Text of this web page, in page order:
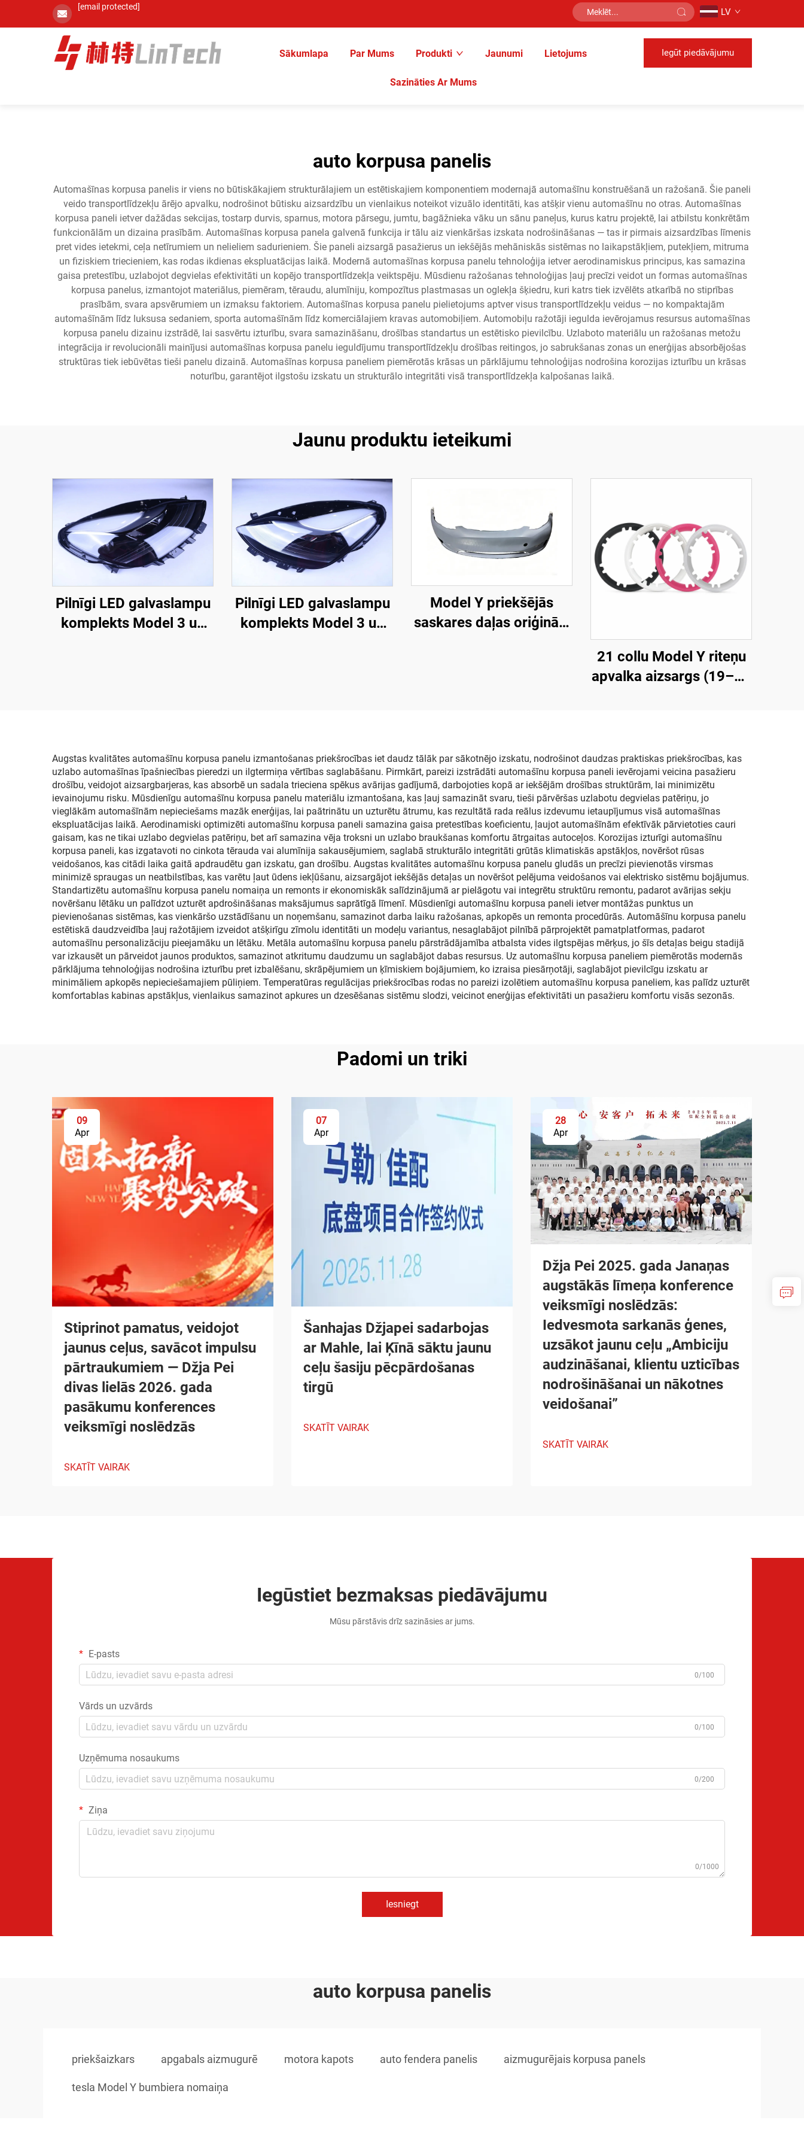
[email protected] LV
Sākumlapa Par Mums Produkti Jaunumi Lietojums
Sazināties Ar Mums
Iegūt piedāvājumu
auto korpusa panelis
Automašīnas korpusa panelis ir viens no būtiskākajiem strukturālajiem un estētiskajiem komponentiem modernajā automašīnu konstruēšanā un ražošanā. Šie paneli
veido transportlīdzekļu ārējo apvalku, nodrošinot būtisku aizsardzību un vienlaikus noteikot vizuālo identitāti, kas atšķir vienu automašīnu no otras. Automašīnas
korpusa paneli ietver dažādas sekcijas, tostarp durvis, sparnus, motora pārsegu, jumtu, bagāžnieka vāku un sānu paneļus, kurus katru projektē, lai atbilstu konkrētām
funkcionālām un dizaina prasībām. Automašīnas korpusa panela galvenā funkcija ir tālu aiz vienkāršas izskata nodrošināšanas — tas ir pirmais aizsardzības līmenis
pret vides ietekmi, ceļa netīrumiem un nelieliem sadurieniem. Šie paneli aizsargā pasažierus un iekšējās mehāniskās sistēmas no laikapstākļiem, putekļiem, mitruma
un fiziskiem triecieniem, kas rodas ikdienas ekspluatācijas laikā. Modernā automašīnas korpusa panelu tehnoloģija ietver aerodinamiskus principus, kas samazina
gaisa pretestību, uzlabojot degvielas efektivitāti un kopējo transportlīdzekļa veiktspēju. Mūsdienu ražošanas tehnoloģijas ļauj precīzi veidot un formas automašīnas
korpusa panelus, izmantojot materiālus, piemēram, tēraudu, alumīniju, kompozītus plastmasas un oglekļa šķiedru, kuri katrs tiek izvēlēts atkarībā no stiprības
prasībām, svara apsvērumiem un izmaksu faktoriem. Automašīnas korpusa panelu pielietojums aptver visus transportlīdzekļu veidus — no kompaktajām
automašīnām līdz luksusa sedaniem, sporta automašīnām līdz komerciālajiem kravas automobiļiem. Automobiļu ražotāji iegulda ievērojamus resursus automašīnas
korpusa panelu dizainu izstrādē, lai sasvērtu izturību, svara samazināšanu, drošības standartus un estētisko pievilcību. Uzlaboto materiālu un ražošanas metožu
integrācija ir revolucionāli mainījusi automašīnas korpusa panelu ieguldījumu transportlīdzekļu drošības reitingos, jo sabrukšanas zonas un enerģijas absorbējošas
struktūras tiek iebūvētas tieši panelu dizainā. Automašīnas korpusa paneliem piemērotās krāsas un pārklājumu tehnoloģijas nodrošina korozijas izturību un krāsas
noturību, garantējot ilgstošu izskatu un strukturālo integritāti visā transportlīdzekļa kalpošanas laikā.
Jaunu produktu ieteikumi
Pilnīgi LED galvaslampu
komplekts Model 3 un
galvaslampu
aizvietošana
Pilnīgi LED galvaslampu
komplekts Model 3 un
galvaslampu
aizvietošana
Model Y priekšējās
saskares daļas oriģinālā
uzstādīšana,
remontdarbnīcām un
flotes tehniskajai
apkopei
21 collu Model Y riteņu
apvalka aizsargs (19–24
Augstas kvalitātes automašīnu korpusa panelu izmantošanas priekšrocības iet daudz tālāk par sākotnējo izskatu, nodrošinot daudzas praktiskas priekšrocības, kas
uzlabo automašīnas īpašniecības pieredzi un ilgtermiņa vērtības saglabāšanu. Pirmkārt, pareizi izstrādāti automašīnu korpusa paneli ievērojami veicina pasažieru
drošību, veidojot aizsargbarjeras, kas absorbē un sadala trieciena spēkus avārijas gadījumā, darbojoties kopā ar iekšējām drošības struktūrām, lai minimizētu
ievainojumu risku. Mūsdienīgu automašīnu korpusa panelu materiālu izmantošana, kas ļauj samazināt svaru, tieši pārvēršas uzlabotu degvielas patēriņu, jo
vieglākām automašīnām nepieciešams mazāk enerģijas, lai paātrinātu un uzturētu ātrumu, kas rezultātā rada reālus izdevumu ietaupījumus visā automašīnas
ekspluatācijas laikā. Aerodinamiski optimizēti automašīnu korpusa paneli samazina gaisa pretestības koeficientu, ļaujot automašīnām efektīvāk pārvietoties cauri
gaisam, kas ne tikai uzlabo degvielas patēriņu, bet arī samazina vēja troksni un uzlabo braukšanas komfortu ātrgaitas autoceļos. Korozijas izturīgi automašīnu
korpusa paneli, kas izgatavoti no cinkota tērauda vai alumīnija sakausējumiem, saglabā strukturālo integritāti grūtās klimatiskās apstākļos, novēršot rūsas
veidošanos, kas citādi laika gaitā apdraudētu gan izskatu, gan drošību. Augstas kvalitātes automašīnu korpusa panelu gludās un precīzi pievienotās virsmas
minimizē spraugas un neatbilstības, kas varētu ļaut ūdens iekļūšanu, aizsargājot iekšējās detaļas un novēršot pelējuma veidošanos vai elektrisko sistēmu bojājumus.
Standartizētu automašīnu korpusa panelu nomaiņa un remonts ir ekonomiskāk salīdzinājumā ar pielāgotu vai integrētu struktūru remontu, padarot avārijas sekju
novēršanu lētāku un palīdzot uzturēt apdrošināšanas maksājumus saprātīgā līmenī. Mūsdienīgi automašīnu korpusa paneli ietver montāžas punktus un
pievienošanas sistēmas, kas vienkāršo uzstādīšanu un noņemšanu, samazinot darba laiku ražošanas, apkopēs un remonta procedūrās. Automāšīnu korpusa panelu
estētiskā daudzveidība ļauj ražotājiem izveidot atšķirīgu zīmolu identitāti un modeļu variantus, nesaglabājot pilnībā pārprojektēt pamatplatformas, padarot
automašīnu personalizāciju pieejamāku un lētāku. Metāla automašīnu korpusa panelu pārstrādājamība atbalsta vides ilgtspējas mērķus, jo šīs detaļas beigu stadijā
var izkausēt un pārveidot jaunos produktos, samazinot atkritumu daudzumu un saglabājot dabas resursus. Uz automašīnu korpusa paneliem piemērotās modernās
pārklājuma tehnoloģijas nodrošina izturību pret izbalēšanu, skrāpējumiem un ķīmiskiem bojājumiem, ko izraisa piesārņotāji, saglabājot pievilcīgu izskatu ar
minimāliem apkopēs nepieciešamajiem pūliņiem. Temperatūras regulācijas priekšrocības rodas no pareizi izolētiem automašīnu korpusa paneliem, kas palīdz uzturēt
komfortablas kabinas apstākļus, vienlaikus samazinot apkures un dzesēšanas sistēmu slodzi, veicinot enerģijas efektivitāti un pasažieru komfortu visās sezonās.
Padomi un triki
09
Apr
Stiprinot pamatus, veidojot
jaunus ceļus, savācot impulsu
pārtraukumiem — Džja Pei
divas lielās 2026. gada
pasākumu konferences
veiksmīgi noslēdzās
SKATĪT VAIRĀK
07
Apr
Šanhajas Džjapei sadarbojas
ar Mahle, lai Ķīnā sāktu jaunu
ceļu šasiju pēcpārdošanas
tirgū
SKATĪT VAIRĀK
28
Apr
Džja Pei 2025. gada Janaņas
augstākās līmeņa konference
veiksmīgi noslēdzās:
Iedvesmota sarkanās ģenes,
uzsākot jaunu ceļu „Ambiciju
audzināšanai, klientu uzticības
nodrošināšanai un nākotnes
veidošanai”
SKATĪT VAIRĀK
Iegūstiet bezmaksas piedāvājumu
Mūsu pārstāvis drīz sazināsies ar jums.
E-pasts
0/100
Vārds un uzvārds
0/100
Uzņēmuma nosaukums
0/200
Ziņa
0/1000
Iesniegt
auto korpusa panelis
priekšaizkars apgabals aizmugurē motora kapots auto fendera panelis aizmugurējais korpusa panels
tesla Model Y bumbiera nomaiņa